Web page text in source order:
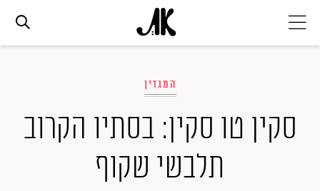
אופנה
ביוטי
המגזין
סקין טו סקין: בסתיו הקרוב
תלבשי שקוף